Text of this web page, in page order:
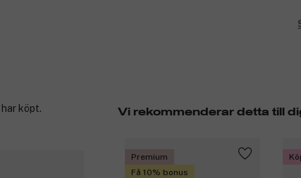
Vi rekommenderar detta till
Premium
Få 10% bonus
köpt.